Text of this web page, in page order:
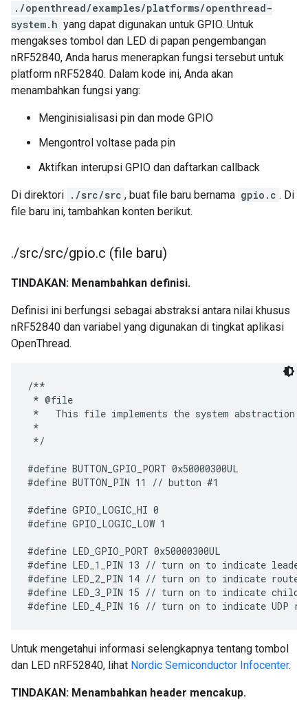
./openthread/examples/platforms/openthread-
system.h yang dapat digunakan untuk GPIO. Untuk
mengakses tombol dan LED di papan pengembangan
nRF52840, Anda harus menerapkan fungsi tersebut untuk
platform nRF52840. Dalam kode ini, Anda akan
menambahkan fungsi yang:
Menginisialisasi pin dan mode GPIO
Mengontrol voltase pada pin
Aktifkan interupsi GPIO dan daftarkan callback
Di direktori ./src/src , buat file baru bernama gpio.c . Di
file baru ini, tambahkan konten berikut.
./src/src/gpio.c (file baru)
TINDAKAN: Menambahkan definisi.
Definisi ini berfungsi sebagai abstraksi antara nilai khusus
nRF52840 dan variabel yang digunakan di tingkat aplikasi
OpenThread.
/**
* @file
*   This file implements the system abstraction for
*
*/
#define BUTTON_GPIO_PORT 0x50000300UL
#define BUTTON_PIN 11 // button #1
#define GPIO_LOGIC_HI 0
#define GPIO_LOGIC_LOW 1
#define LED_GPIO_PORT 0x50000300UL
#define LED_1_PIN 13 // turn on to indicate
#define LED_2_PIN 14 // turn on to indicate
#define LED_3_PIN 15 // turn on to indicate child
Untuk mengetahui informasi selengkapnya tentang tombol
dan LED nRF52840, lihat Nordic Semiconductor Infocenter.
TINDAKAN: Menambahkan header mencakup.